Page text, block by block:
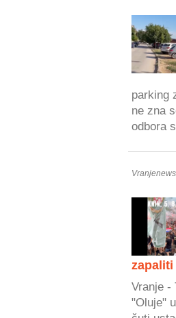
parking
ne zna
odbora
zapaliti
Vranje -
"Oluje"